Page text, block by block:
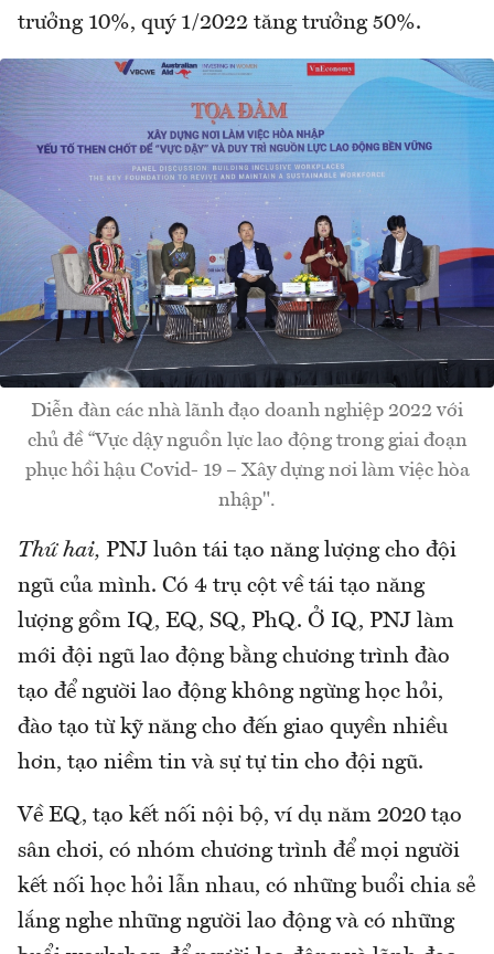
trưởng 10%, quý 1/2022 tăng trưởng 50%.
Diễn đàn các nhà lãnh đạo doanh nghiệp 2022 với
chủ đề “Vực dậy nguồn lực lao động trong giai đoạn
phục hồi hậu Covid- 19 – Xây dựng nơi làm việc hòa
nhập".
Thứ hai, PNJ luôn tái tạo năng lượng cho đội
ngũ của mình. Có 4 trụ cột về tái tạo năng
lượng gồm IQ, EQ, SQ, PhQ. Ở IQ, PNJ làm
mới đội ngũ lao động bằng chương trình đào
tạo để người lao động không ngừng học hỏi,
đào tạo từ kỹ năng cho đến giao quyền nhiều
hơn, tạo niềm tin và sự tự tin cho đội ngũ.
Về EQ, tạo kết nối nội bộ, ví dụ năm 2020 tạo
sân chơi, có nhóm chương trình để mọi người
kết nối học hỏi lẫn nhau, có những buổi chia sẻ
lắng nghe những người lao động và có những